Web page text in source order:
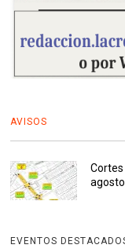
AVISOS
Cortes
EVENTOS